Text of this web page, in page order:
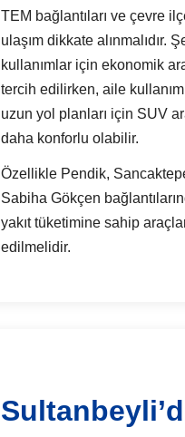
TEM bağlantıları ve çevre
ulaşım dikkate alınmalıdır.
kullanımlar için ekonomik
tercih edilirken, aile
uzun yol planları için SUV
daha konforlu olabilir.
Özellikle Pendik,
Sabiha Gökçen
yakıt tüketimine sahip
edilmelidir.